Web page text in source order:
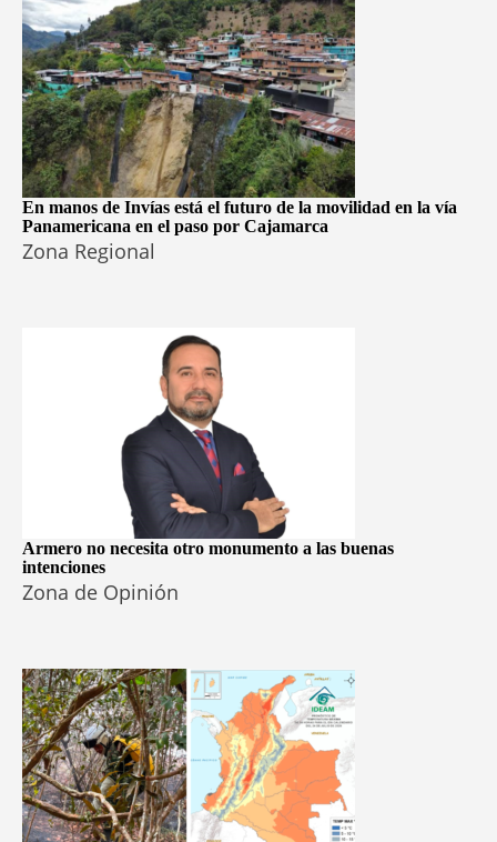
En manos de Invías está el futuro de la movilidad en la vía
Panamericana en el paso por Cajamarca
Zona Regional
Armero no necesita otro monumento a las buenas
intenciones
Zona de Opinión